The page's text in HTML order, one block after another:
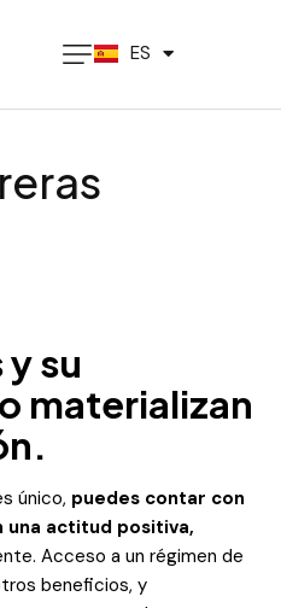
ES
EN
su
materializan
único, puedes contar con
una actitud positiva,
Acceso a un régimen de
beneficios, y